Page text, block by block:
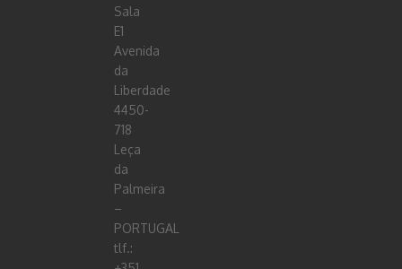
Sala
E1
Avenida
da
Liberdade
4450-
718
Leça
da
Palmeira
–
PORTUGAL
tlf.: